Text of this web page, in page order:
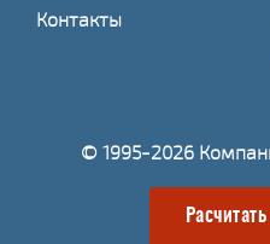
Контакты
© 1995-2026